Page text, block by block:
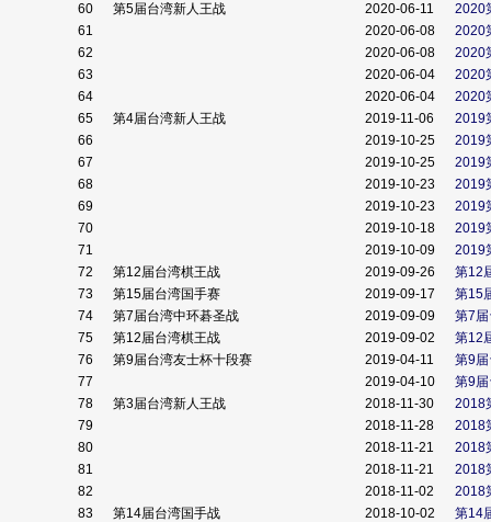
60
第5届台湾新人王战 2020-06-11
2020
61
2020-06-08
2020
62
2020-06-08
2020
63
2020-06-04
2020
64
2020-06-04
2020
65
第4届台湾新人王战 2019-11-06
2019
66
2019-10-25
2019
67
2019-10-25
2019
68
2019-10-23
2019
69
2019-10-23
2019
70
2019-10-18
2019
71
2019-10-09
2019
72
第12届台湾棋王战 2019-09-26
第12
73
第15届台湾国手赛 2019-09-17
第15
74
第7届台湾中环碁圣战 2019-09-09
第7
75
第12届台湾棋王战 2019-09-02
第12
76
第9届台湾友士杯十段赛 2019-04-11
第9
77
2019-04-10
第9
78
第3届台湾新人王战 2018-11-30
2018
79
2018-11-28
2018
80
2018-11-21
2018
81
2018-11-21
2018
82
2018-11-02
2018
83
第14届台湾国手战 2018-10-02
第14